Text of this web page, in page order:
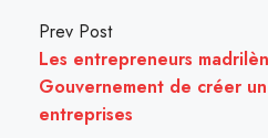
Prev Post
Les entrepreneurs
Gouvernement de créer
entreprises